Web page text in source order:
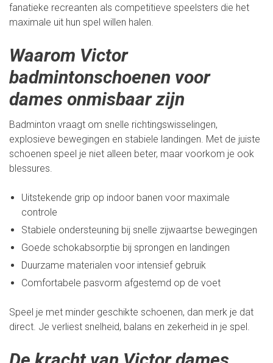
fanatieke recreanten als competitieve speelsters die het
maximale uit hun spel willen halen.
Waarom Victor
badmintonschoenen voor
dames onmisbaar zijn
Badminton vraagt om snelle richtingswisselingen,
explosieve bewegingen en stabiele landingen. Met de juiste
schoenen speel je niet alleen beter, maar voorkom je ook
blessures.
Uitstekende grip op indoor banen voor maximale
controle
Stabiele ondersteuning bij snelle zijwaartse bewegingen
Goede schokabsorptie bij sprongen en landingen
Duurzame materialen voor intensief gebruik
Comfortabele pasvorm afgestemd op de voet
Speel je met minder geschikte schoenen, dan merk je dat
direct. Je verliest snelheid, balans en zekerheid in je spel.